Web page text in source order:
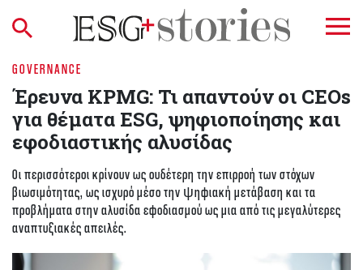
GOVERNANCE
Έρευνα KPMG: Τι απαντούν οι CEOs
για θέματα ESG, ψηφιοποίησης και
εφοδιαστικής αλυσίδας
Οι περισσότεροι κρίνουν ως ουδέτερη την επιρροή των στόχων
βιωσιμότητας, ως ισχυρό μέσο την ψηφιακή μετάβαση και τα
προβλήματα στην αλυσίδα εφοδιασμού ως μια από τις μεγαλύτερες
αναπτυξιακές απειλές.